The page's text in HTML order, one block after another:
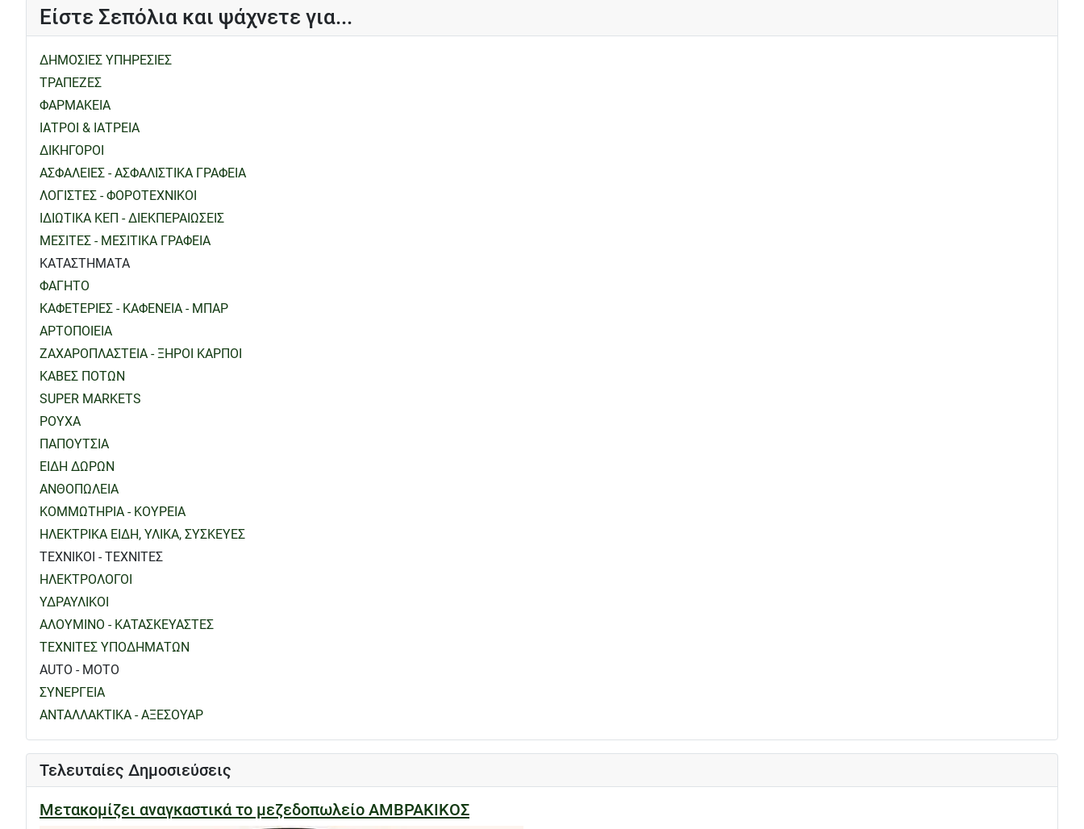
Είστε Σεπόλια και ψάχνετε για...
ΔΗΜΟΣΙΕΣ ΥΠΗΡΕΣΙΕΣ
ΤΡΑΠΕΖΕΣ
ΦΑΡΜΑΚΕΙΑ
ΙΑΤΡΟΙ & ΙΑΤΡΕΙΑ
ΔΙΚΗΓΟΡΟΙ
ΑΣΦΑΛΕΙΕΣ - ΑΣΦΑΛΙΣΤΙΚΑ ΓΡΑΦΕΙΑ
ΛΟΓΙΣΤΕΣ - ΦΟΡΟΤΕΧΝΙΚΟΙ
ΙΔΙΩΤΙΚΑ ΚΕΠ - ΔΙΕΚΠΕΡΑΙΩΣΕΙΣ
ΜΕΣΙΤΕΣ - ΜΕΣΙΤΙΚΑ ΓΡΑΦΕΙΑ
ΚΑΤΑΣΤΗΜΑΤΑ
ΦΑΓΗΤΟ
ΚΑΦΕΤΕΡΙΕΣ - ΚΑΦΕΝΕΙΑ - ΜΠΑΡ
ΑΡΤΟΠΟΙΕΙΑ
ΖΑΧΑΡΟΠΛΑΣΤΕΙΑ - ΞΗΡΟΙ ΚΑΡΠΟΙ
ΚΑΒΕΣ ΠΟΤΩΝ
SUPER MARKETS
ΡΟΥΧΑ
ΠΑΠΟΥΤΣΙΑ
ΕΙΔΗ ΔΩΡΩΝ
ΑΝΘΟΠΩΛΕΙΑ
ΚΟΜΜΩΤΗΡΙΑ - ΚΟΥΡΕΙΑ
ΗΛΕΚΤΡΙΚΑ ΕΙΔΗ, ΥΛΙΚΑ, ΣΥΣΚΕΥΕΣ
ΤΕΧΝΙΚΟΙ - ΤΕΧΝΙΤΕΣ
ΗΛΕΚΤΡΟΛΟΓΟΙ
ΥΔΡΑΥΛΙΚΟΙ
ΑΛΟΥΜΙΝΟ - ΚΑΤΑΣΚΕΥΑΣΤΕΣ
ΤΕΧΝΙΤΕΣ ΥΠΟΔΗΜΑΤΩΝ
AUTO - MOTO
ΣΥΝΕΡΓΕΙΑ
ΑΝΤΑΛΛΑΚΤΙΚΑ - ΑΞΕΣΟΥΑΡ
Τελευταίες Δημοσιεύσεις
Μετακομίζει αναγκαστικά το μεζεδοπωλείο ΑΜΒΡΑΚΙΚΟΣ